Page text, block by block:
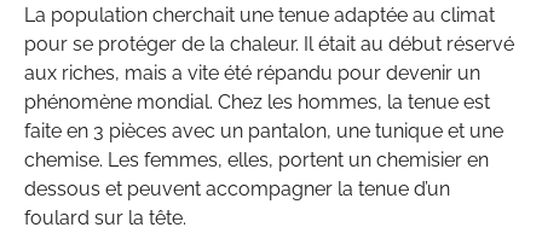
La population cherchait une tenue adaptée au climat
pour se protéger de la chaleur. Il était au début réservé
aux riches, mais a vite été répandu pour devenir un
phénomène mondial. Chez les hommes, la tenue est
faite en 3 pièces avec un pantalon, une tunique et une
chemise. Les femmes, elles, portent un chemisier en
dessous et peuvent accompagner la tenue d’un
foulard sur la tête.